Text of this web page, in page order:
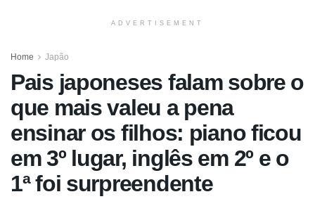
ADVERTISEMENT
Home Japão
Pais japoneses falam sobre o
que mais valeu a pena
ensinar os filhos: piano ficou
em 3º lugar, inglês em 2º e o
1ª foi surpreendente